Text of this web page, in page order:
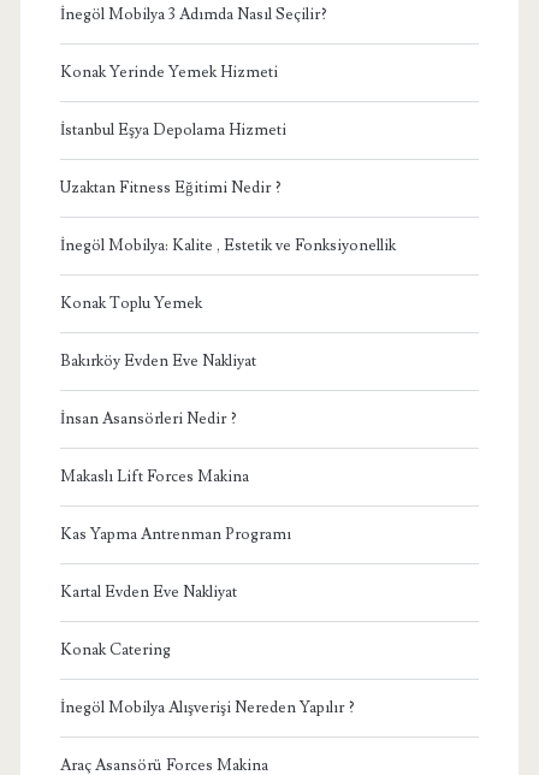
İnegöl Mobilya 3 Adımda Nasıl Seçilir?
Konak Yerinde Yemek Hizmeti
İstanbul Eşya Depolama Hizmeti
Uzaktan Fitness Eğitimi Nedir ?
İnegöl Mobilya: Kalite , Estetik ve Fonksiyonellik
Konak Toplu Yemek
Bakırköy Evden Eve Nakliyat
İnsan Asansörleri Nedir ?
Makaslı Lift Forces Makina
Kas Yapma Antrenman Programı
Kartal Evden Eve Nakliyat
Konak Catering
İnegöl Mobilya Alışverişi Nereden Yapılır ?
Araç Asansörü Forces Makina